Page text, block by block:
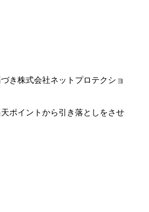
き株式会社ネットプロテクショ
ポイントから引き落としをさせ